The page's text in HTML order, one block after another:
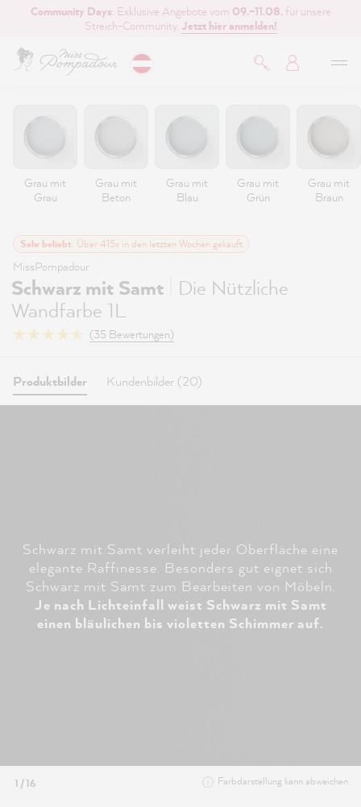
springen
Community Days: Exklusive Angebote vom 09.–11.08. für unsere
Streich-Community. Jetzt hier anmelden!
Grau mit
Grau
Grau mit
Beton
Grau mit
Blau
Grau mit
Grün
Grau mit
Braun
Sehr beliebt: Über 415x in den letzten Wochen gekauft
MissPompadour
Schwarz mit Samt
Die Nützliche
Wandfarbe 1L
(35 Bewertungen)
Produktbilder Kundenbilder (20)
Schwarz mit Samt verleiht jeder Oberfläche eine
elegante Raffinesse. Besonders gut eignet sich
Schwarz mit Samt zum Bearbeiten von Möbeln.
Je nach Lichteinfall weist Schwarz mit Samt
einen bläulichen bis violetten Schimmer auf.
1 / 16 Farbdarstellung kann abweichen